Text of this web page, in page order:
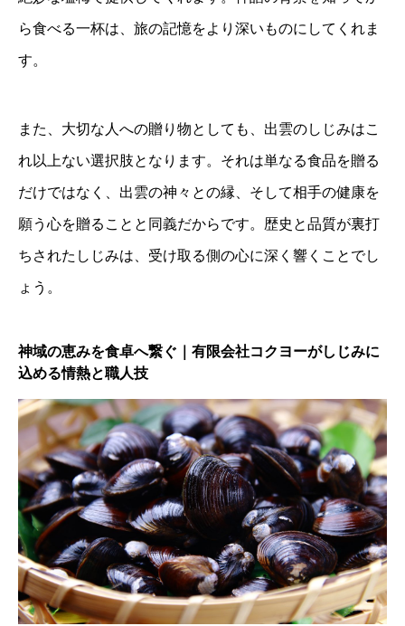
ら食べる一杯は、旅の記憶をより深いものにしてくれま
す。
また、大切な人への贈り物としても、出雲のしじみはこ
れ以上ない選択肢となります。それは単なる食品を贈る
だけではなく、出雲の神々との縁、そして相手の健康を
願う心を贈ることと同義だからです。歴史と品質が裏打
ちされたしじみは、受け取る側の心に深く響くことでし
ょう。
神域の恵みを食卓へ繋ぐ｜有限会社コクヨーがしじみに
込める情熱と職人技